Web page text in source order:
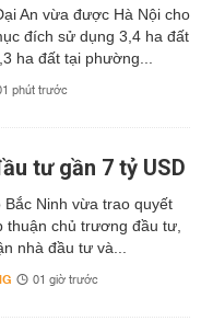
An vừa được Hà Nội cho
đích sử dụng 3,4 ha đất
ha đất tại phường...
phút trước
tư gần 7 tỷ USD
Bắc Ninh vừa trao quyết
thuận chủ trương đầu tư,
nhà đầu tư và...
01 giờ trước